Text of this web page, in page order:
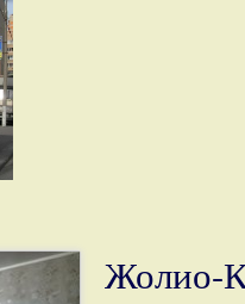
Жолио-